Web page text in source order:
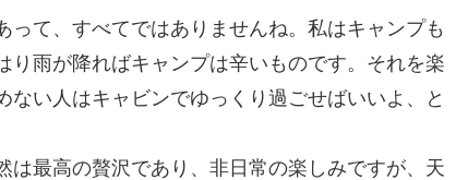
って、すべてではありませんね。私はキャンプも
雨が降ればキャンプは辛いものです。それを楽
い人はキャビンでゆっくり過ごせばいいよ、と
は最高の贅沢であり、非日常の楽しみですが、天